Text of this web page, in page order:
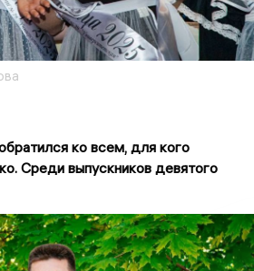
ко всем, для кого
Среди выпускников девятого